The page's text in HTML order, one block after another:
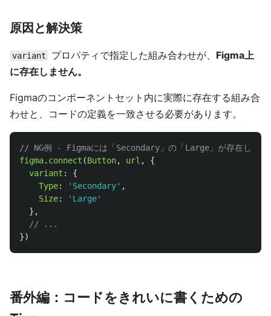
原因と解決策
variant プロパティで指定した組み合わせが、 Figma上
に存在しません。
Figmaのコンポーネントセット内に実際に存在する組み合
わせと、コードの定義を一致させる必要があります。
// NG例 - Figmaには「Secondary」の「Large」が存在しない
figma. connect (Button, url ,
{
variant :
{
Type: ' Secondary' ,
Size: ' Large'
},
// ...
})
番外編：コードをきれいに書くための